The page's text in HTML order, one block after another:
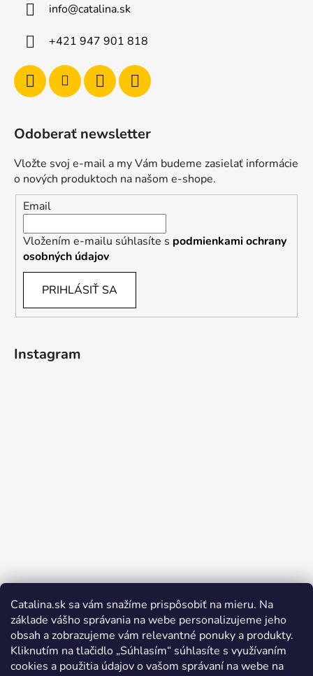
Catalina.sk sa vám snažíme prispôsobiť na mieru. Na
základe vášho správania na webe personalizujeme jeho
obsah a zobrazujeme vám relevantné ponuky a produkty.
Kliknutím na tlačidlo „Súhlasím“ súhlasíte s využívaním
cookies a použitia údajov o vašom správaní na webe na
info@catalina.sk
+421 947 901 818
Odoberať newsletter
Vložte svoj e-mail a my Vám budeme zasielať informácie
o nových produktoch na našom e-shope.
Email
Vložením e-mailu súhlasíte s podmienkami ochrany
osobných údajov
PRIHLÁSIŤ SA
Instagram
Sledovať na Instagrame